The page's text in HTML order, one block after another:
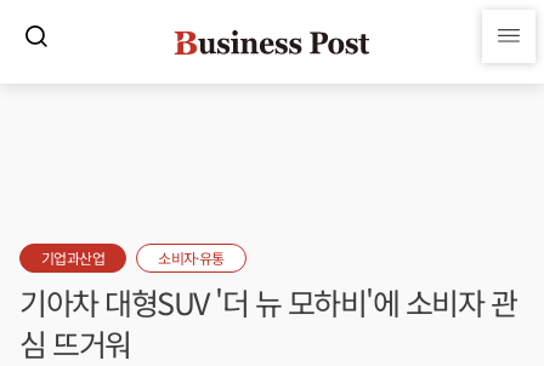
기업과산업 소비자·유통
기아차 대형SUV '더 뉴 모하비'에 소비자 관
심 뜨거워